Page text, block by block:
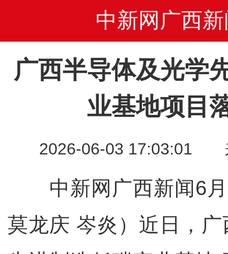
中新网广西新
广西半导体及光学
业基地项目
2026-06-03 17:03:01
中新网广西新闻6
莫龙庆 岑炎）近日，